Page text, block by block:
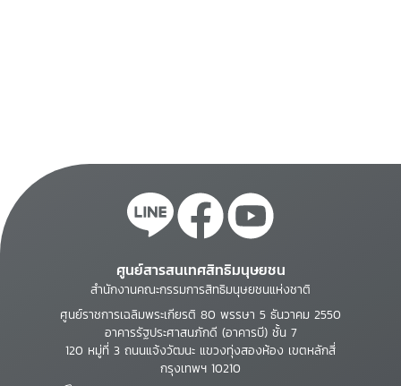
ศูนย์สารสนเทศสิทธิมนุษยชน
สำนักงานคณะกรรมการสิทธิมนุษยชนแห่งชาติ
ศูนย์ราชการเฉลิมพระเกียรติ 80 พรรษา 5 ธันวาคม 2550
อาคารรัฐประศาสนภักดี (อาคารบี) ชั้น 7
120 หมู่ที่ 3 ถนนแจ้งวัฒนะ แขวงทุ่งสองห้อง เขตหลักสี่
กรุงเทพฯ 10210